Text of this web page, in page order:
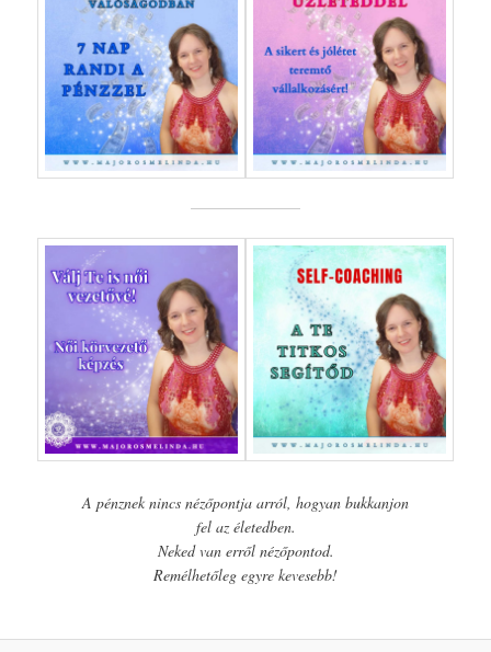
A pénznek nincs nézőpontja arról, hogyan bukkanjon
fel az életedben.
Neked van erről nézőpontod.
Remélhetőleg egyre kevesebb!